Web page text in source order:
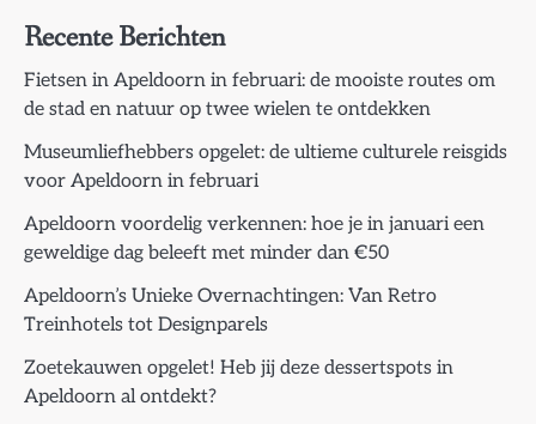
Recente Berichten
Fietsen in Apeldoorn in februari: de mooiste routes om
de stad en natuur op twee wielen te ontdekken
Museumliefhebbers opgelet: de ultieme culturele reisgids
voor Apeldoorn in februari
Apeldoorn voordelig verkennen: hoe je in januari een
geweldige dag beleeft met minder dan €50
Apeldoorn’s Unieke Overnachtingen: Van Retro
Treinhotels tot Designparels
Zoetekauwen opgelet! Heb jij deze dessertspots in
Apeldoorn al ontdekt?